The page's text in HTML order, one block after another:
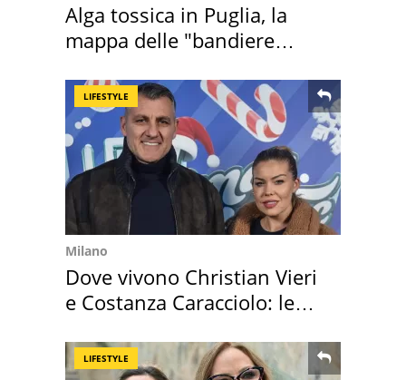
Alga tossica in Puglia, la
mappa delle "bandiere
LIFESTYLE
Milano
Dove vivono Christian Vieri
e Costanza Caracciolo: le
LIFESTYLE